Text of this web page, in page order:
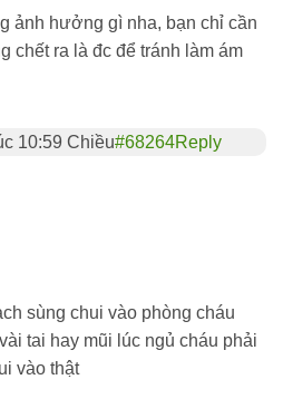
ảnh hưởng gì nha, bạn chỉ cần
chết ra là đc để tránh làm ám
10:59 Chiều#68264Reply
sùng chui vào phòng cháu
tai hay mũi lúc ngủ cháu phải
vào thật